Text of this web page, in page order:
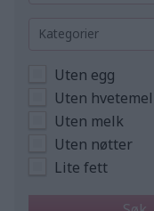
Kategorier
Uten egg
Uten hvetemel
Uten melk
Uten nøtter
Lite fett